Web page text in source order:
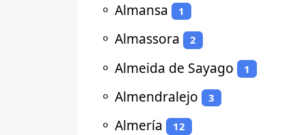
⚬ Almansa 1
⚬ Almassora 2
⚬ Almeida de Sayago 1
⚬ Almendralejo 3
⚬ Almería 12